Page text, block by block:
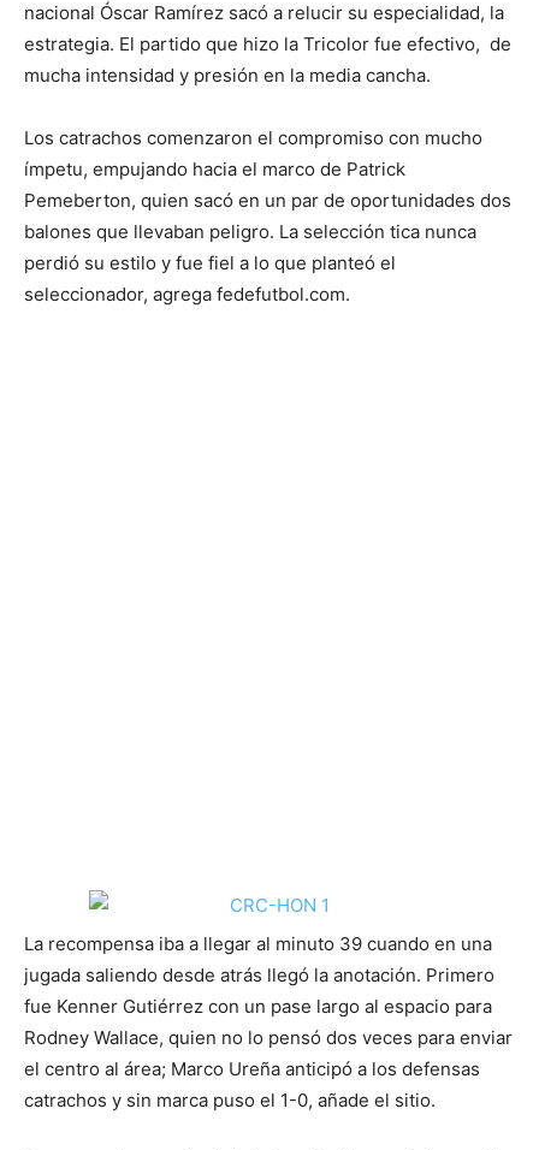
nacional Óscar Ramírez sacó a relucir su especialidad, la
estrategia. El partido que hizo la Tricolor fue efectivo, de
mucha intensidad y presión en la media cancha.
Los catrachos comenzaron el compromiso con mucho
ímpetu, empujando hacia el marco de Patrick
Pemeberton, quien sacó en un par de oportunidades dos
balones que llevaban peligro. La selección tica nunca
perdió su estilo y fue fiel a lo que planteó el
seleccionador, agrega fedefutbol.com.
La recompensa iba a llegar al minuto 39 cuando en una
jugada saliendo desde atrás llegó la anotación. Primero
fue Kenner Gutiérrez con un pase largo al espacio para
Rodney Wallace, quien no lo pensó dos veces para enviar
el centro al área; Marco Ureña anticipó a los defensas
catrachos y sin marca puso el 1-0, añade el sitio.